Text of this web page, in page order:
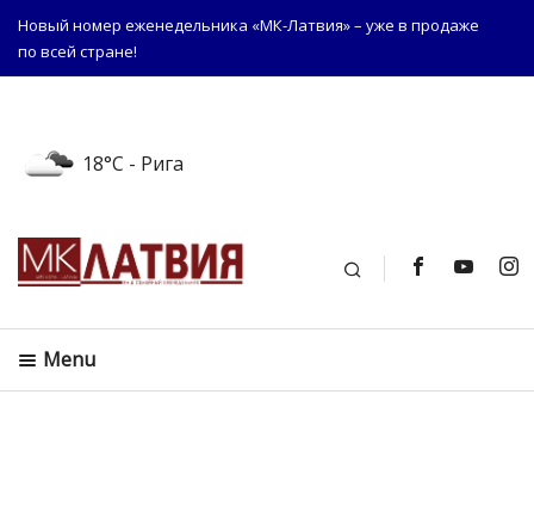
Новый номер еженедельника «МК-Латвия» – уже в продаже
по всей стране!
18°C - Рига
Поиск
Menu